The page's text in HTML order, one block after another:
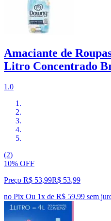
Amaciante de
Litro Concentrado
1.0
(2)
10% OFF
Preço R$ 53,99R$ 53,99
no Pix Ou 1x de R$ 59,99 sem